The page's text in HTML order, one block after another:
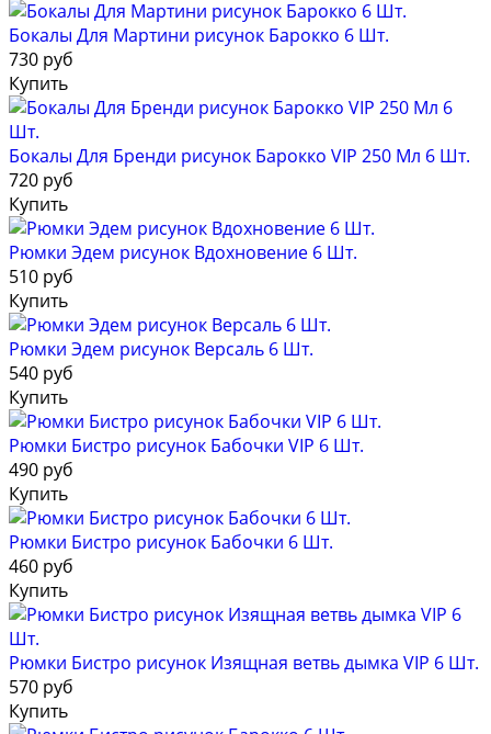
Бокалы Для Мартини рисунок Барокко 6 Шт.
730 руб
Купить
Бокалы Для Бренди рисунок Барокко VIP 250 Мл 6 Шт.
720 руб
Купить
Рюмки Эдем рисунок Вдохновение 6 Шт.
510 руб
Купить
Рюмки Эдем рисунок Версаль 6 Шт.
540 руб
Купить
Рюмки Бистро рисунок Бабочки VIP 6 Шт.
490 руб
Купить
Рюмки Бистро рисунок Бабочки 6 Шт.
460 руб
Купить
Рюмки Бистро рисунок Изящная ветвь дымка VIP 6 Шт.
570 руб
Купить